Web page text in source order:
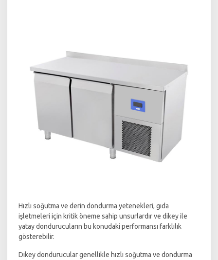
Hızlı soğutma ve derin dondurma yetenekleri, gıda
işletmeleri için kritik öneme sahip unsurlardır ve dikey ile
yatay dondurucuların bu konudaki performansı farklılık
gösterebilir.
Dikey dondurucular genellikle hızlı soğutma ve dondurma